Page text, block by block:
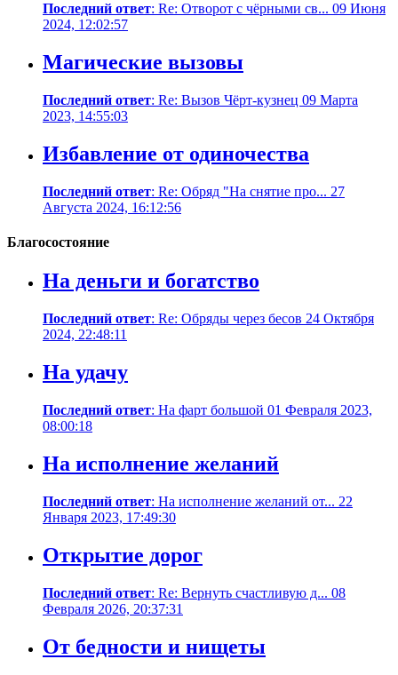
Последний ответ: Re: Отворот с чёрными св... 09 Июня
2024, 12:02:57
Магические вызовы
Последний ответ: Re: Вызов Чёрт-кузнец 09 Марта
2023, 14:55:03
Избавление от одиночества
Последний ответ: Re: Обряд "На снятие про... 27
Августа 2024, 16:12:56
Благосостояние
На деньги и богатство
Последний ответ: Re: Обряды через бесов 24 Октября
2024, 22:48:11
На удачу
Последний ответ: На фарт большой 01 Февраля 2023,
08:00:18
На исполнение желаний
Последний ответ: На исполнение желаний от... 22
Января 2023, 17:49:30
Открытие дорог
Последний ответ: Re: Вернуть счастливую д... 08
Февраля 2026, 20:37:31
От бедности и нищеты